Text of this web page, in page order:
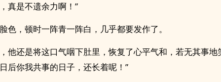
真是不遗余力啊！”
色，顿时一阵青一阵白，几乎都要发作了。
他还是将这口气咽下肚里，恢复了心平气和，若无其事地
后你我共事的日子，还长着呢！”